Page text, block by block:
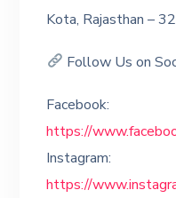
Kota, Rajasthan –
Follow Us on
Facebook:
https://
Instagram:
https://